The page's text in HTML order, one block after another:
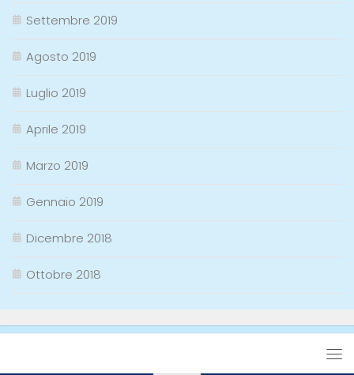
Settembre 2019
Agosto 2019
Luglio 2019
Aprile 2019
Marzo 2019
Gennaio 2019
Dicembre 2018
Ottobre 2018